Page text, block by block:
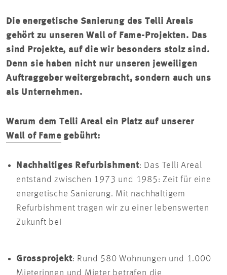
Die energetische Sanierung des Telli Areals
gehört zu unseren Wall of Fame-Projekten. Das
sind Projekte, auf die wir besonders stolz sind.
Denn sie haben nicht nur unseren jeweiligen
Auftraggeber weitergebracht, sondern auch uns
als Unternehmen.
Warum dem Telli Areal ein Platz auf unserer
Wall of Famegebührt:
Nachhaltiges Refurbishment: Das Telli Areal
entstand zwischen 1973 und 1985: Zeit für eine
energetische Sanierung. Mit nachhaltigem
Refurbishment tragen wir zu einer lebenswerten
Zukunft bei
Grossprojekt: Rund 580 Wohnungen und 1.000
Mieterinnen und Mieter betrafen die